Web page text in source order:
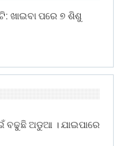
ଖାଇବା ପରେ ୭ ଶିଶୁ
ବଢୁଛି ଅଡୁଆ । ଯାଇପାରେ